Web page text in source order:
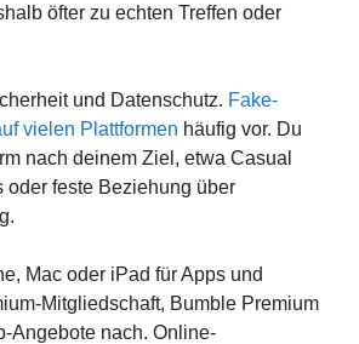
öfter zu echten Treffen oder
und Datenschutz. Fake-
vielen Plattformen häufig vor. Du
nach deinem Ziel, etwa Casual
oder feste Beziehung über
Mac oder iPad für Apps und
Mitgliedschaft, Bumble Premium
Angebote nach. Online-